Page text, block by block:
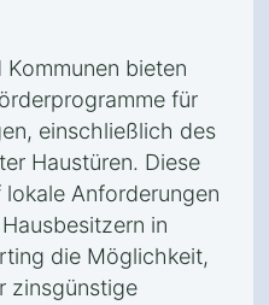
bieten
für
einschließlich des
Haustüren. Diese
Anforderungen
in
die Möglichkeit,
zinsgünstige